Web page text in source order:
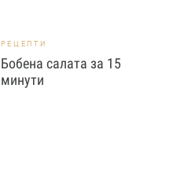
РЕЦЕПТИ
Бобена салата за 15
минути